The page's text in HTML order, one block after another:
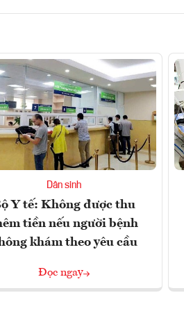
Dân sinh
Y tế: Không được thu
tiền nếu người bệnh
khám theo yêu cầu
Đọc ngay